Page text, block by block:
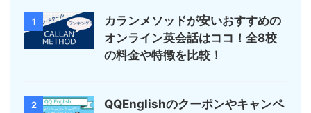
1
カランメソッドが安いおすすめの
オンライン英会話はココ！全8校
の料金や特徴を比較！
2
QQEnglishのクーポンやキャンペ